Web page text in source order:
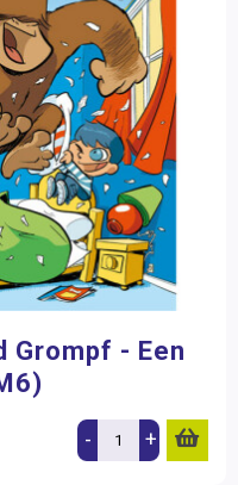
Grompf - Een
- +